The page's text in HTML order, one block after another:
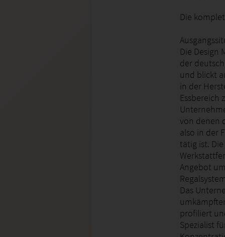
Die
Die Design
der
und blickt
in der
Essbereich
von denen
also in der
tätig ist.
Angebot
Das
profiliert
Spezialist